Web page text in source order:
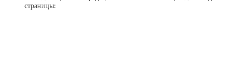
страницы: